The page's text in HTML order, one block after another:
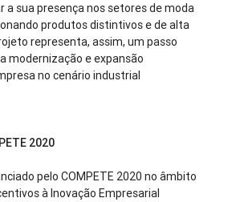
a sua presença nos setores de moda
produtos distintivos e de alta
representa, assim, um passo
modernização e expansão
no cenário industrial
2020
pelo COMPETE 2020 no âmbito
à Inovação Empresarial